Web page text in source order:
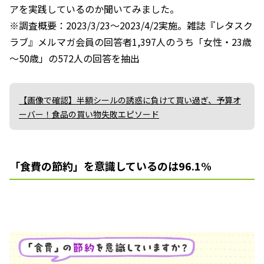
アを実践しているのか聞いてみました。
※調査概要：2023/3/23～2023/4/2実施。雑誌『レタスク
ラブ』メルマガ会員の回答者1,397人のうち「女性・23歳
～50歳」の572人の回答を抽出
【画像で確認】半額シールの誘惑に負けて買い過ぎ、予算オ
ーバー！食品の買い物失敗エピソード
「食費の節約」を意識しているのは96.1%